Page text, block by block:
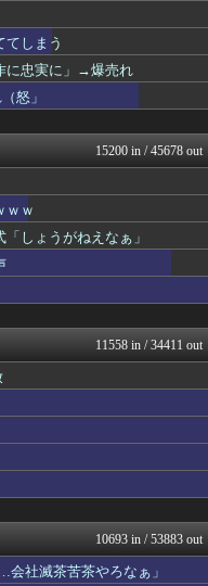
...
反日愚国 恨寓瘻
理想ちゃんねる
AKB48タイムズ（
広島東洋カープまと
NEWSまとめもりー
浮気ちゃんねる
気団まとめ-噫無情-
スコールちゃんねる
...
おーるじゃんる
おうち速報
トレンドの通り道
うしみつ-5chまとめ-
MLB NEWS@まとめ
軍事・ミリタリー
修羅場ライフ速報
不思議.net - 5ch...
女子アナお宝画像速
てしまう
に忠実に」→爆売れ
怒」
15200 in / 45678 out
ｗｗ
しょうがねえなぁ」
11558 in / 34411 out
10693 in / 53883 out
社滅茶苦茶やろなぁ」